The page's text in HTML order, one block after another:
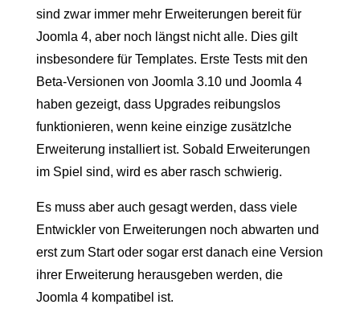
sind zwar immer mehr Erweiterungen bereit für
Joomla 4, aber noch längst nicht alle. Dies gilt
insbesondere für Templates. Erste Tests mit den
Beta-Versionen von Joomla 3.10 und Joomla 4
haben gezeigt, dass Upgrades reibungslos
funktionieren, wenn keine einzige zusätzlche
Erweiterung installiert ist. Sobald Erweiterungen
im Spiel sind, wird es aber rasch schwierig.
Es muss aber auch gesagt werden, dass viele
Entwickler von Erweiterungen noch abwarten und
erst zum Start oder sogar erst danach eine Version
ihrer Erweiterung herausgeben werden, die
Joomla 4 kompatibel ist.